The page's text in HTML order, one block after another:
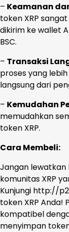
– Keamanan
token XRP
dikirim ke wallet
BSC.
– Transaksi
proses yang
langsung dari
– Kemudahan
memudahkan
token XRP.
Cara Membeli:
Jangan lewatkan
komunitas XRP
Kunjungi http://
token XRP Anda!
kompatibel
menyimpan